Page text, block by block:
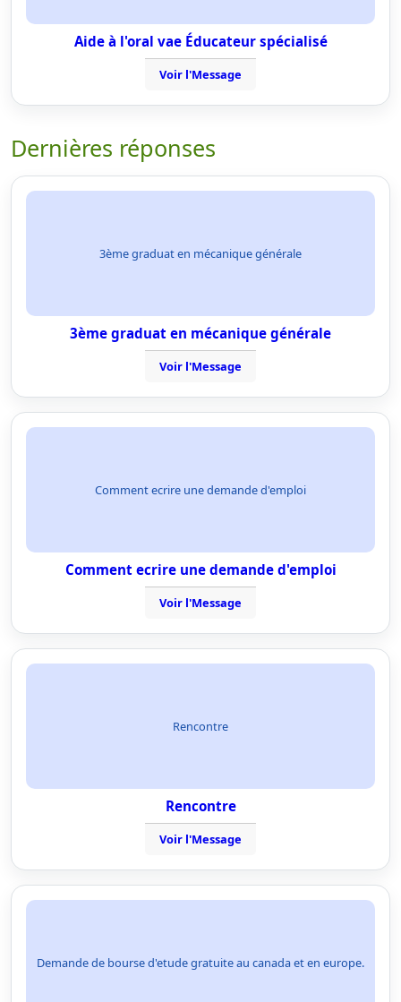
Aide à l'oral vae Éducateur spécialisé
Voir l'Message
Dernières réponses
3ème graduat en mécanique générale
3ème graduat en mécanique générale
Voir l'Message
Comment ecrire une demande d'emploi
Comment ecrire une demande d'emploi
Voir l'Message
Rencontre
Rencontre
Voir l'Message
Demande de bourse d'etude gratuite au canada et en europe.